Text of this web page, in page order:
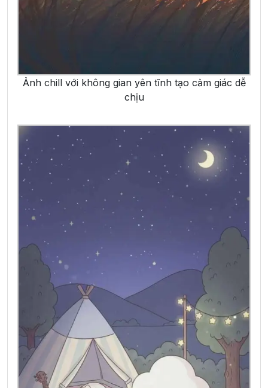
Ảnh chill với không gian yên tĩnh tạo cảm giác dễ
chịu